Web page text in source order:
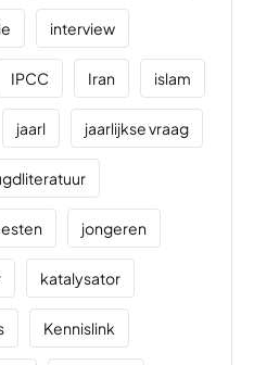
interview
IPCC Iran islam
jaarl jaarlijkse vraag
jongeren
katalysator
Kennislink